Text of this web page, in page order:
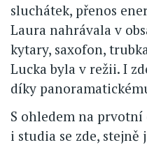
sluchátek, přenos
Laura nahrávala v
kytary, saxofon,
Lucka byla v režii. I
díky
S ohledem na
i studia se zde, stejně